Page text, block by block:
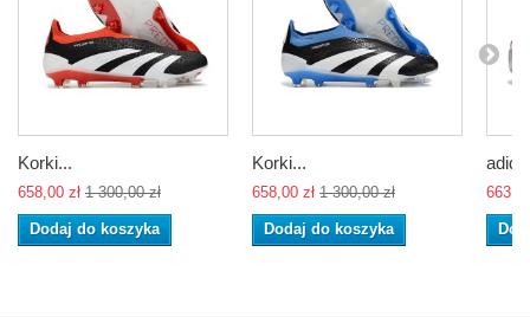
Korki...
658,00 zł 1 300,00 zł
Dodaj do koszyka
Korki...
658,00 zł 1 300,00 zł
Dodaj do koszyka